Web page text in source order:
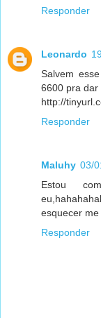
Responder
Leonardo
Salvem
6600 pra dar
http://
Responder
Maluhy 03/
Estou
esquecer me
Responder